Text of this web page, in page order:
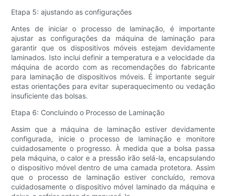
Etapa 5: ajustando as configurações
Antes de iniciar o processo de laminação, é importante
ajustar as configurações da máquina de laminação para
garantir que os dispositivos móveis estejam devidamente
laminados. Isto inclui definir a temperatura e a velocidade da
máquina de acordo com as recomendações do fabricante
para laminação de dispositivos móveis. É importante seguir
estas orientações para evitar superaquecimento ou vedação
insuficiente das bolsas.
Etapa 6: Concluindo o Processo de Laminação
Assim que a máquina de laminação estiver devidamente
configurada, inicie o processo de laminação e monitore
cuidadosamente o progresso. À medida que a bolsa passa
pela máquina, o calor e a pressão irão selá-la, encapsulando
o dispositivo móvel dentro de uma camada protetora. Assim
que o processo de laminação estiver concluído, remova
cuidadosamente o dispositivo móvel laminado da máquina e